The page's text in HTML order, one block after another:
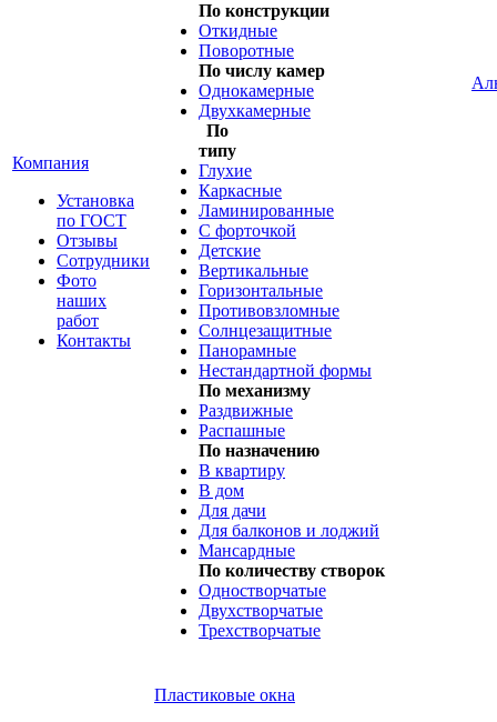
Компания
Установка
по ГОСТ
Отзывы
Сотрудники
Фото
наших
работ
Контакты
По конструкции
Откидные
Поворотные
По числу камер
Однокамерные
Двухкамерные
По
типу
Глухие
Каркасные
Ламинированные
С форточкой
Детские
Вертикальные
Горизонтальные
Противовзломные
Солнцезащитные
Панорамные
Нестандартной формы
По механизму
Раздвижные
Распашные
По назначению
В квартиру
В дом
Для дачи
Для балконов и лоджий
Мансардные
По количеству створок
Одностворчатые
Двухстворчатые
Трехстворчатые
Пластиковые окна